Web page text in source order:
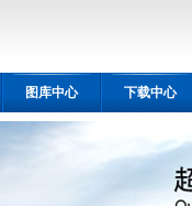
图库中心 下载中心